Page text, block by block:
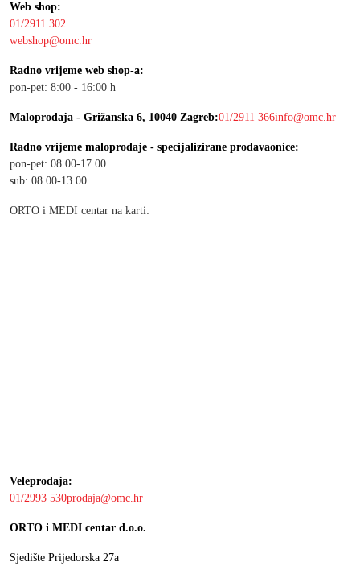
Web shop:
01/2911 302
webshop@omc.hr
Radno vrijeme web shop-a:
pon-pet: 8:00 - 16:00 h
Maloprodaja - Grižanska 6, 10040 Zagreb:01/2911 366info@omc.hr
Radno vrijeme maloprodaje - specijalizirane prodavaonice:
pon-pet: 08.00-17.00
sub: 08.00-13.00
ORTO i MEDI centar na karti:
Veleprodaja:
01/2993 530prodaja@omc.hr
ORTO i MEDI centar d.o.o.
Sjedište Prijedorska 27a